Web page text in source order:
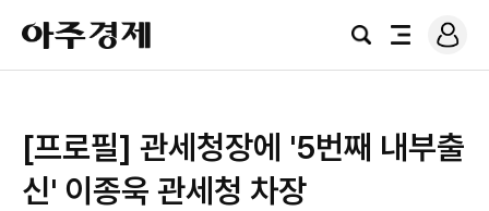
아
주
경
검
전
로
그
​​​​​​​[프로필] 관세청장에 '5번째 내부출
신' 이종욱 관세청 차장